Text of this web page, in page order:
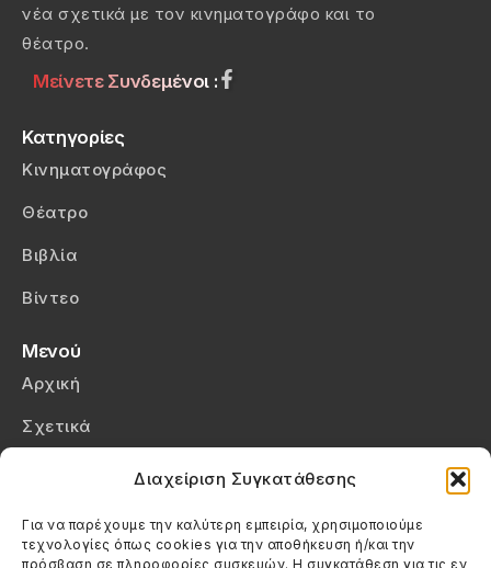
Διαχείριση Συγκατάθεσης
Για να παρέχουμε την καλύτερη εμπειρία, χρησιμοποιούμε
τεχνολογίες όπως cookies για την αποθήκευση ή/και την
πρόσβαση σε πληροφορίες συσκευών. Η συγκατάθεση για τις εν
νέα σχετικά με τον κινηματογράφο και το
θέατρο.
Μείνετε Συνδεμένοι :
Κατηγορίες
Κινηματογράφος
Θέατρο
Βιβλία
Βίντεο
Μενού
Αρχική
Σχετικά
Πολιτική Cookies (ΕΕ)